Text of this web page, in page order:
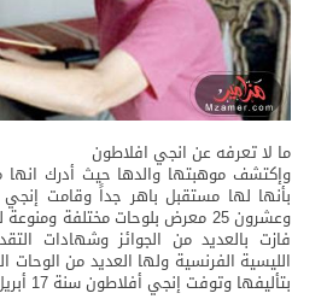
ما لا تعرفه عن انجي افلاطون
وإكتشف موهبتها والدها حيث أدرك
بأنها لها مستقبل باهر جداً وقامت
وعشرون 25 معرض بلوحات مختلفة
فازت بالعديد من الجوائز وشهادات
الليسية الفرنسية ولها العديد من الوحات
بتأليفها وتوفت إنجي أفلاطون سنة 17 أبريل 1989